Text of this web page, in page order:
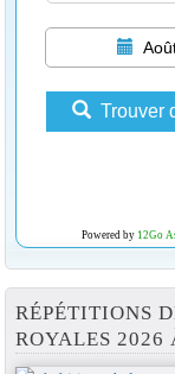
Trouver
Powered by 12Go
RÉPÉTITIONS
ROYALES 2026